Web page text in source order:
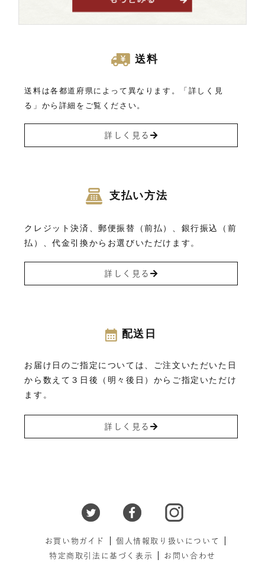
送料
送料は各都道府県によって異なります。「詳しく見
る」から詳細をご覧ください。
詳しく見る
支払い方法
クレジット決済、郵便振替（前払）、銀行振込（前
払）、代金引換からお選びいただけます。
詳しく見る
配送日
お届け日のご指定については、ご注文いただいた日
から数えて３日後（明々後日）からご指定いただけ
ます。
詳しく見る
お買い物ガイド
個人情報取り扱いについて
特定商取引法に基づく表示
お問い合わせ